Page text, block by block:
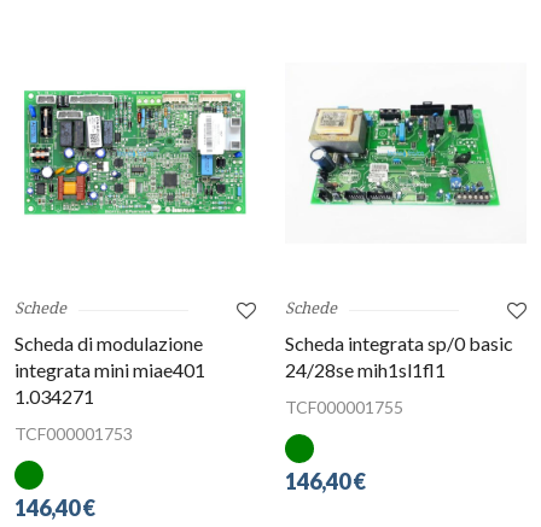
Schede
Scheda di modulazione
integrata mini miae401
1.034271
TCF000001753
146,40 €
Schede
Scheda integrata sp/0 basic
24/28se mih1sl1fl1
TCF000001755
146,40 €